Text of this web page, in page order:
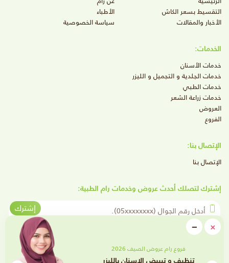
×
close−
Minimize
فروع رام عروض الصيف 2026
تنظيف و تبييض الاسنان بالليزر
التقسيط بسعر الكاش
الأطباء
الأخبار والمقالات
سياسة الخصوصية
الخدمات:
خدمات الأسنان
خدمات الجلدية و التجميل و الليزر
خدمات الطبي
خدمات زراعة الشعر
العروض
الفروع
الإتصال بنا:
الإتصال بنا
إشترك لتصلك أحدث عروض وخدمات رام الطبية:
أدخل رقم الجوال
إشترك